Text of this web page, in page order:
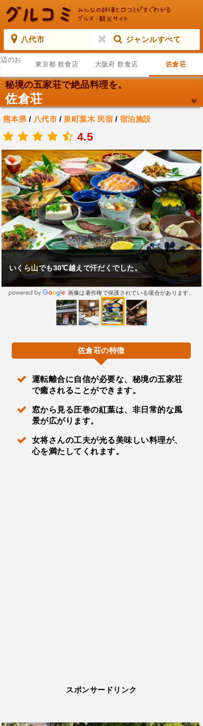
八代市 ジャンルすべて
のお
東京都 飲食店 大阪府 飲食店 佐倉荘
秘境の五家荘で絶品料理を。
佐倉荘
熊本県 / 八代市 / 泉町葉木 民宿 / 宿泊施設
4.5
いくら山でも30℃越えで汗だくでした。
画像は著作権で保護されている場合があります。
佐倉荘の特徴
運転離合に自信が必要な、秘境の五家荘
で癒されることができます。
窓から見る圧巻の紅葉は、非日常的な風
景が広がります。
女将さんの工夫が光る美味しい料理が、
心を満たしてくれます。
スポンサードリンク